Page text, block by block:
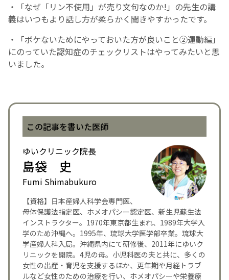
・「なぜ「リン不使用」が売り文句なのか!」の先生の講
義はいつもより話し方が柔らかく聞きやすかったです。
・「ボケないためにやっておいた方が良いこと②運動編」
にのっていた認知症のチェックリストはやってみたいと思
いました。
この記事を書いた医師
ゆいクリニック院長
島袋 史
Fumi Shimabukuro
【資格】日本産婦人科学会専門医、
母体保護法指定医、ホメオパシー認定医、新生児蘇生法
インストラクター。1970年東京都生まれ、1989年大学入
学のため沖縄へ。1995年、琉球大学医学部卒業。琉球大
学産婦人科入局。沖縄県内にて研修後、2011年にゆいク
リニックを開院。4児の母。小児科医の夫と共に、多くの
女性の出産・育児を支援するほか、更年期や月経トラブ
ルなど女性のための治療を行い、ホメオパシーや栄養療